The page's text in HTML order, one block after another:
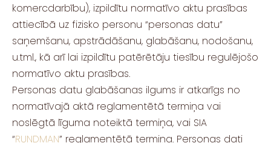
komercdarbību), izpildītu normatīvo aktu prasības
attiecībā uz fizisko personu “personas datu”
saņemšanu, apstrādāšanu, glabāšanu, nodošanu,
u.tml., kā arī lai izpildītu patērētāju tiesību regulējošo
normatīvo aktu prasības.
Personas datu glabāšanas ilgums ir atkarīgs no
normatīvajā aktā reglamentētā termiņa vai
noslēgtā līguma noteiktā termiņa, vai SIA
“RUNDMAN” reglamentētā termiņa. Personas dati